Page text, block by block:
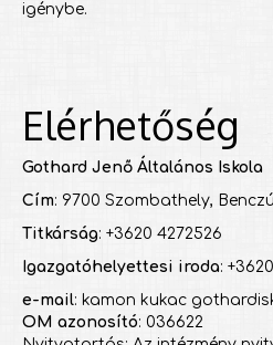
igénybe.
Elérhetőség
Gothard Jenő Általános Iskola
Cím: 9700 Szombathely,
Titkárság: +3620 4272526
Igazgatóhelyettesi iroda:
e-mail: kamon kukac
OM azonosító: 036622